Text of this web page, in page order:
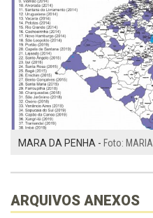
MARA DA PENHA - Foto: MARIA
ARQUIVOS ANEXOS